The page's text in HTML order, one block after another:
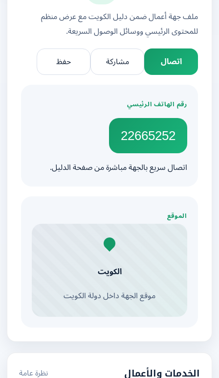
ملف جهة أعمال ضمن دليل الكويت مع عرض منظم
للمحتوى الرئيسي ووسائل الوصول السريعة.
اتصال
مشاركة
رقم الهاتف الرئيسي
22665252
اتصال سريع بالجهة مباشرة من صفحة الدليل.
الموقع
الكويت
موقع الجهة داخل دولة الكويت
الخدمات والأعمال نظرة عامة